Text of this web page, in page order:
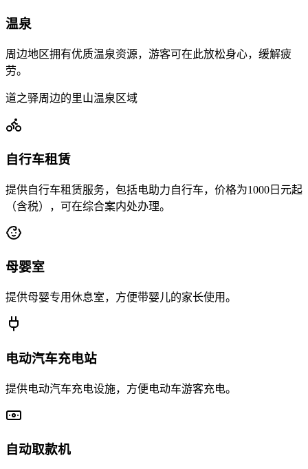
温泉
周边地区拥有优质温泉资源，游客可在此放松身心，缓解疲
劳。
道之驿周边的里山温泉区域
自行车租赁
提供自行车租赁服务，包括电助力自行车，价格为1000日元起
（含税），可在综合案内处办理。
母婴室
提供母婴专用休息室，方便带婴儿的家长使用。
电动汽车充电站
提供电动汽车充电设施，方便电动车游客充电。
自动取款机